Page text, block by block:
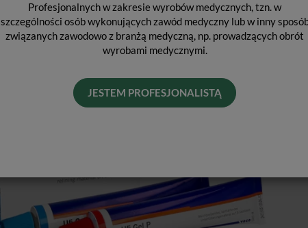
Profesjonalnych w zakresie wyrobów medycznych, tzn. w
szczególności osób wykonujących zawód medyczny lub w inny
związanych zawodowo z branżą medyczną, np. prowadzących obrót
wyrobami medycznymi.
JESTEM PROFESJONALISTĄ